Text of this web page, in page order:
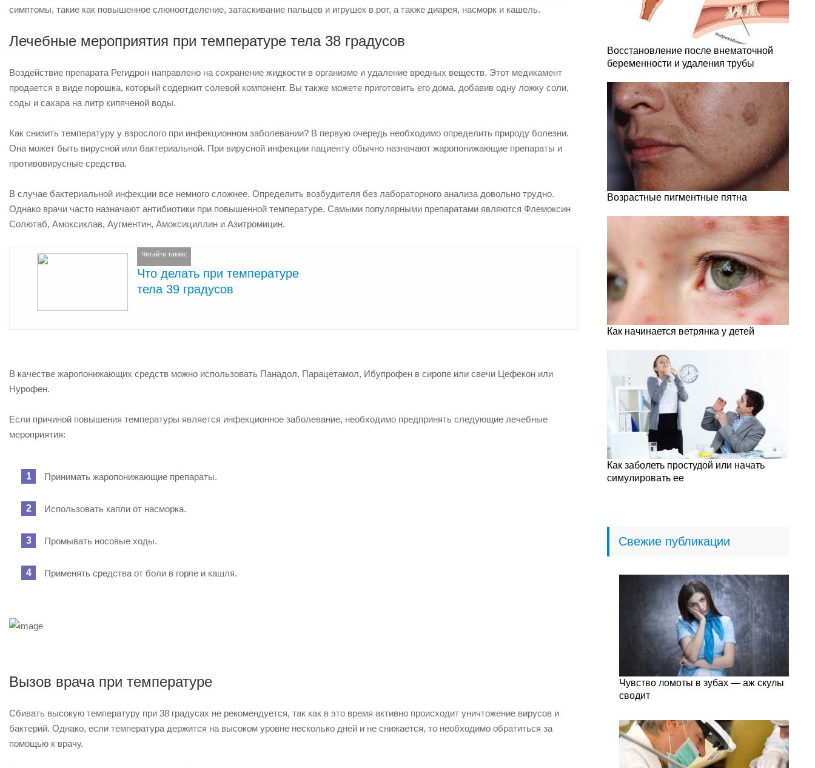
симптомы, такие как повышенное слюноотделение, затаскивание пальцев и игрушек в рот, а также диарея, насморк и кашель.
Лечебные мероприятия при температуре тела 38 градусов
Воздействие препарата Регидрон направлено на сохранение жидкости в организме и удаление вредных веществ. Этот медикамент
продается в виде порошка, который содержит солевой компонент. Вы также можете приготовить его дома, добавив одну ложку соли,
соды и сахара на литр кипяченой воды.
Как снизить температуру у взрослого при инфекционном заболевании? В первую очередь необходимо определить природу болезни.
Она может быть вирусной или бактериальной. При вирусной инфекции пациенту обычно назначают жаропонижающие препараты и
противовирусные средства.
В случае бактериальной инфекции все немного сложнее. Определить возбудителя без лабораторного анализа довольно трудно.
Однако врачи часто назначают антибиотики при повышенной температуре. Самыми популярными препаратами являются Флемоксин
Солютаб, Амоксиклав, Аугментин, Амоксициллин и Азитромицин.
Читайте также:
Что делать при температуре
тела 39 градусов
В качестве жаропонижающих средств можно использовать Панадол, Парацетамол, Ибупрофен в сиропе или свечи Цефекон или
Нурофен.
Если причиной повышения температуры является инфекционное заболевание, необходимо предпринять следующие лечебные
мероприятия:
Принимать жаропонижающие препараты.
Использовать капли от насморка.
Промывать носовые ходы.
Применять средства от боли в горле и кашля.
Вызов врача при температуре
Сбивать высокую температуру при 38 градусах не рекомендуется, так как в это время активно происходит уничтожение вирусов и
бактерий. Однако, если температура держится на высоком уровне несколько дней и не снижается, то необходимо обратиться за
помощью к врачу.
Восстановление после внематочной
беременности и удаления трубы
Возрастные пигментные пятна
Как начинается ветрянка у детей
Как заболеть простудой или начать
симулировать ее
Свежие публикации
Чувство ломоты в зубах — аж скулы
сводит